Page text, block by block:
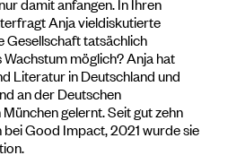
Anja vieldiskutierte
Gesellschaft tatsächlich
möglich? Anja hat
Literatur in Deutschland und
an der Deutschen
gelernt. Seit gut zehn
Good Impact, 2021 wurde sie